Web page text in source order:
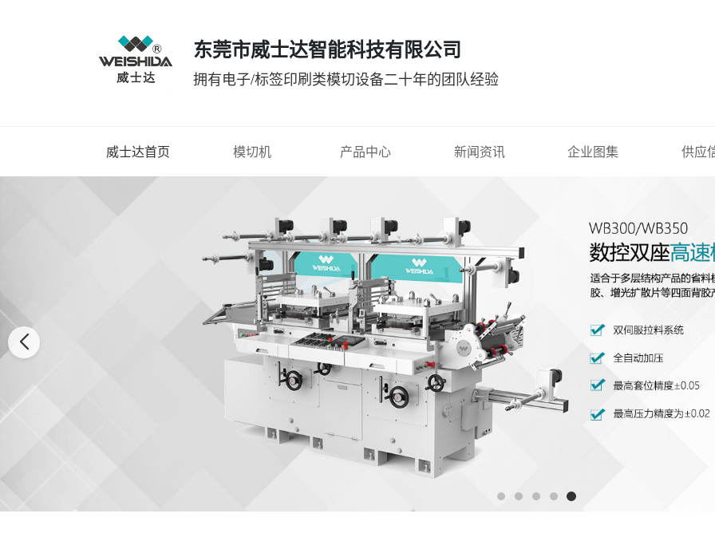
东莞市威士达智能科技有限公司
拥有电子/标签印刷类模切设备二十年的团队经验
威士达首页 模切机 产品中心 新闻资讯 企业图集 供应